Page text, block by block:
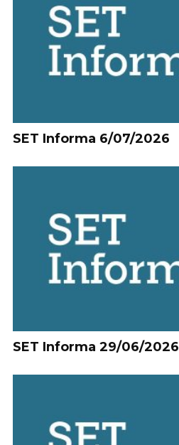
SET Informa 6/07/2026
SET Informa 29/06/2026